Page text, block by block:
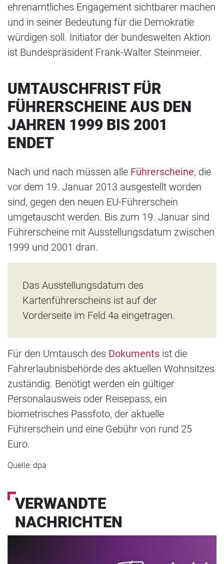
ehrenamtliches Engagement sichtbarer machen
und in seiner Bedeutung für die Demokratie
würdigen soll. Initiator der bundesweiten Aktion
ist Bundespräsident Frank-Walter Steinmeier.
UMTAUSCHFRIST FÜR
FÜHRERSCHEINE AUS DEN
JAHREN 1999 BIS 2001
ENDET
Nach und nach müssen alle Führerscheine, die
vor dem 19. Januar 2013 ausgestellt worden
sind, gegen den neuen EU-Führerschein
umgetauscht werden. Bis zum 19. Januar sind
Führerscheine mit Ausstellungsdatum zwischen
1999 und 2001 dran.
Das Ausstellungsdatum des
Kartenführerscheins ist auf der
Vorderseite im Feld 4a eingetragen.
Für den Umtausch des Dokuments ist die
Fahrerlaubnisbehörde des aktuellen Wohnsitzes
zuständig. Benötigt werden ein gültiger
Personalausweis oder Reisepass, ein
biometrisches Passfoto, der aktuelle
Führerschein und eine Gebühr von rund 25
Euro.
Quelle: dpa
VERWANDTE
NACHRICHTEN